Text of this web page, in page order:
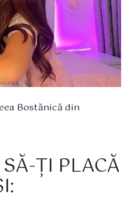
Bostănică din
ȚI PLACĂ